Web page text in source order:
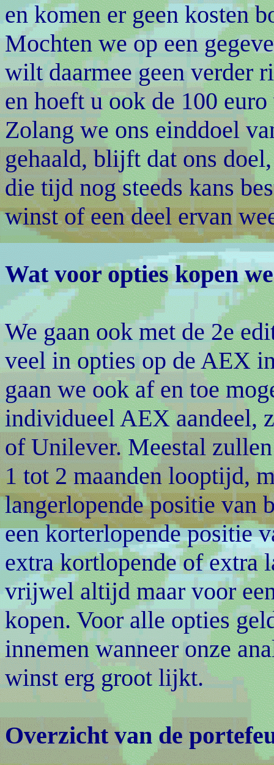
en komen er geen kosten
Mochten we op een
wilt daarmee geen verder
en hoeft u ook de 100
Zolang we ons einddoel
gehaald, blijft dat ons
die tijd nog steeds kans
winst of een deel ervan
Wat voor opties kopen
We gaan ook met de 2e
veel in opties op de AEX
gaan we ook af en toe
individueel AEX aandeel,
of Unilever. Meestal
1 tot 2 maanden looptijd,
langerlopende positie van
een korterlopende positie
extra kortlopende of extra
vrijwel altijd maar voor
kopen. Voor alle opties
innemen wanneer onze
winst erg groot lijkt.
Overzicht van de